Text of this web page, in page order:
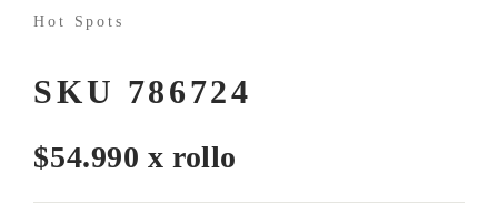
Hot Spots
SKU 786724
$54.990 x rollo